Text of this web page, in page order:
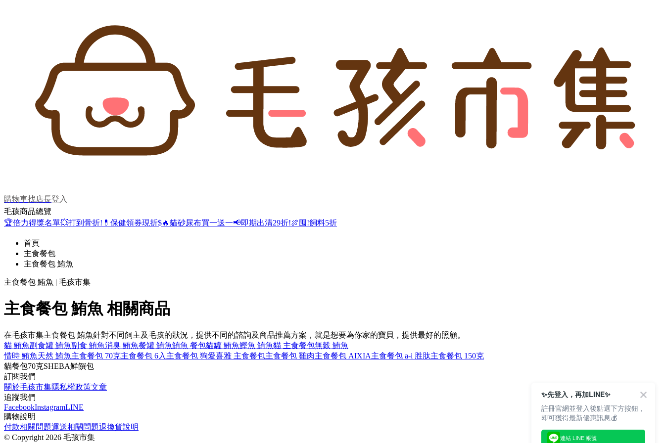
購物車找店長登入
毛孩商品總覽
🏆倍力得獎名單💥打到骨折! 💊保健領券現折$🔥貓砂尿布買一送一📢即期出清29折!🍖囤!飼料5折
首頁
主食餐包
主食餐包 鮪魚
主食餐包 鮪魚 | 毛孩市集
主食餐包 鮪魚 相關商品
在毛孩市集主食餐包 鮪魚針對不同飼主及毛孩的狀況，提供不同的諮詢及商品推薦方案，就是想要為你家的寶貝，提供最好的照顧。
貓 鮪魚副食罐 鮪魚副食 鮪魚消臭 鮪魚餐罐 鮪魚鮪魚 餐包貓罐 鮪魚鰹魚 鮪魚貓 主食餐包無穀 鮪魚
惜時 鮪魚天然 鮪魚主食餐包 70克主食餐包 6入主食餐包 狗愛喜雅 主食餐包主食餐包 雞肉主食餐包 AIXIA主食餐包 a-i 胜肽主食餐包 150克
貓餐包70克SHEBA鮮饌包
訂閱我們
關於毛孩市集隱私權政策文章
追蹤我們
FacebookInstagramLINE
購物說明
付款相關問題運送相關問題退換貨說明
© Copyright 2026 毛孩市集
✨先登入，再加LINE✨
註冊官網並登入後點選下方按鈕，
即可獲得最新優惠訊息💰
連結 LINE 帳號